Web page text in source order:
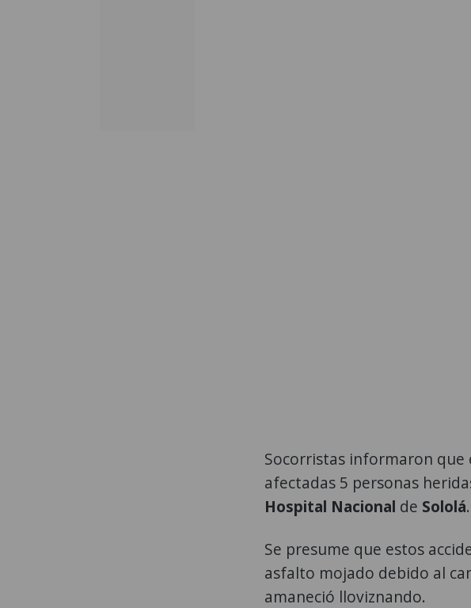
Socorristas informaron que
afectadas 5 personas
Hospital Nacional de Sololá.
Se presume que estos
asfalto mojado debido al
amaneció lloviznando.